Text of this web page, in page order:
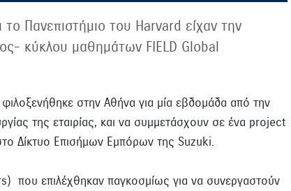
Πανεπιστήμιο του Harvard είχαν την
κύκλου μαθημάτων FIELD Global
στην Αθήνα για μία εβδομάδα από την
της εταιρίας, και να συμμετάσχουν σε ένα project
Δίκτυο Επισήμων Εμπόρων της Suzuki.
που επιλέχθηκαν παγκοσμίως για να συνεργαστούν